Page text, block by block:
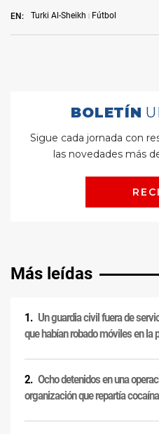
EN: Turki Al-Sheikh Fútbol
Más leídas
Un guardia civil fuera de
que habían robado móviles en la
Ocho detenidos en una
organización que repartía